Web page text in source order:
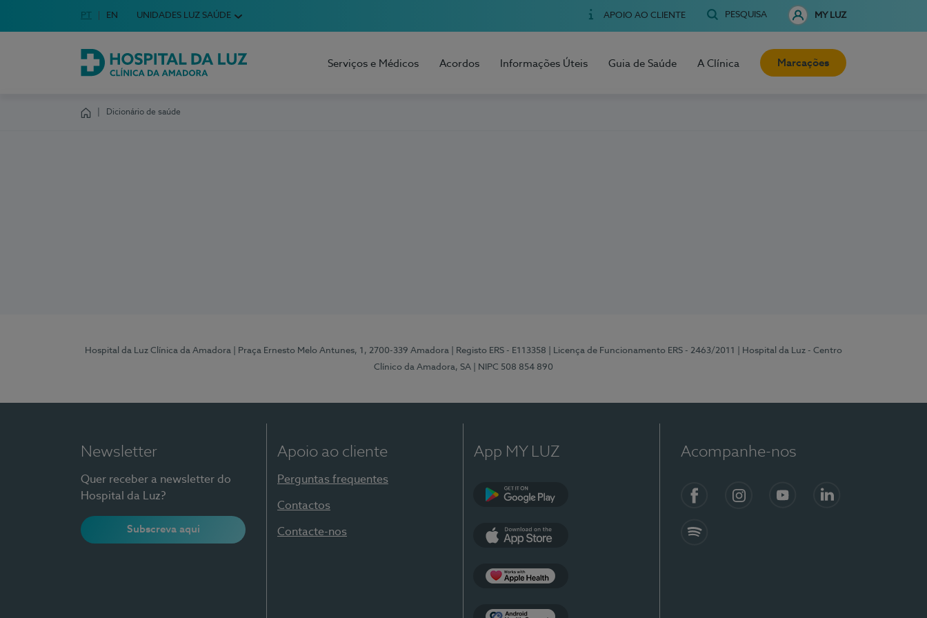
Escolha o seu idioma
Idioma em Português
PT English Language
EN UNIDADES LUZ SAÚDE APOIO AO CLIENTE PESQUISA MY LUZ
Hospital da Luz Clínica da Amadora
Serviços e Médicos Acordos Informações Úteis Guia de Saúde A Clínica Marcações
Dicionário de saúde
Hospital da Luz Clínica da Amadora | Praça Ernesto Melo Antunes, 1, 2700-339 Amadora | Registo ERS - E113358 | Licença de Funcionamento ERS - 2463/2011
| Hospital da Luz - Centro
Clínico da Amadora, SA
| NIPC 508 854 890
Newsletter
Quer receber a newsletter do
Hospital da Luz?
Subscreva aqui
Apoio ao cliente
Perguntas frequentes
Contactos
Contacte-nos
App MY LUZ Acompanhe-nos